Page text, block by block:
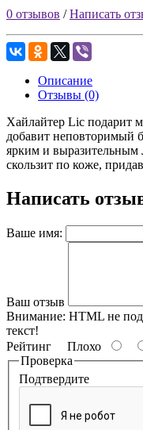
0 отзывов /Написать
Описание
Отзывы (0)
Хайлайтер Lic подарит
добавит неповторимый
ярким и выразительным
скользит по коже,
Написать
Ваше имя:
Ваш отзыв
Внимание: HTML не
текст!
Рейтинг Плохо
Проверка
Подтвердите